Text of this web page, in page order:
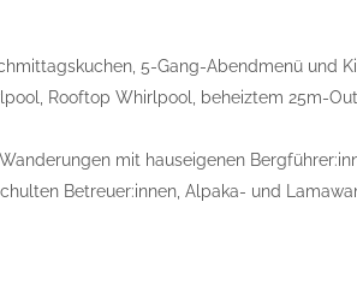
5-Gang-Abendmenü und
Rooftop Whirlpool, beheiztem 25m-
mit hauseigenen
Betreuer:innen, Alpaka- und